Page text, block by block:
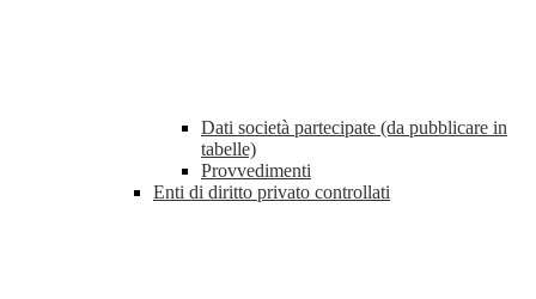
Dati società partecipate (da pubblicare in
tabelle)
Provvedimenti
Enti di diritto privato controllati